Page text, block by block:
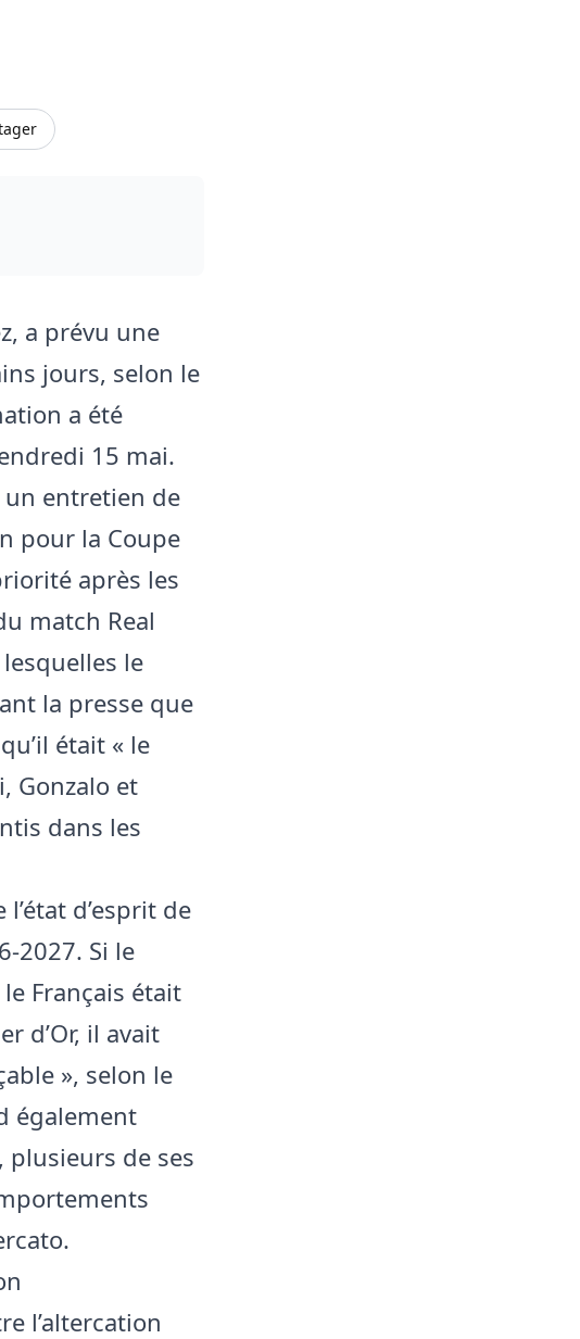
a prévu une
jours, selon le
a été
15 mai.
entretien de
pour la Coupe
après les
match Real
le
la presse que
était « le
Gonzalo et
dans les
d’esprit de
2027. Si le
Français était
d’Or, il avait
», selon le
également
plusieurs de ses
l’altercation